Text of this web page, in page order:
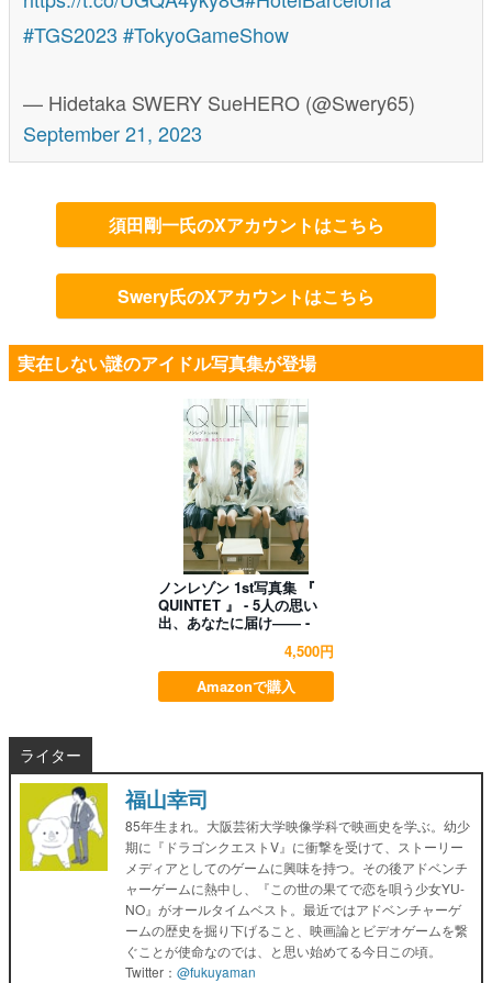
#TGS2023 #TokyoGameShow
— Hidetaka SWERY SueHERO (@Swery65)
September 21, 2023
須田剛一氏のXアカウントはこちら
Swery氏のXアカウントはこちら
実在しない謎のアイドル写真集が登場
ノンレゾン 1st写真集 『
QUINTET 』 - 5人の思い
出、あなたに届け―― -
4,500円
Amazonで購入
ライター
福山幸司
85年生まれ。大阪芸術大学映像学科で映画史を学ぶ。幼少
期に『ドラゴンクエストV』に衝撃を受けて、ストーリー
メディアとしてのゲームに興味を持つ。その後アドベンチ
ャーゲームに熱中し、『この世の果てで恋を唄う少女YU-
NO』がオールタイムベスト。最近ではアドベンチャーゲ
ームの歴史を掘り下げること、映画論とビデオゲームを繋
ぐことが使命なのでは、と思い始めてる今日この頃。
Twitter： @fukuyaman